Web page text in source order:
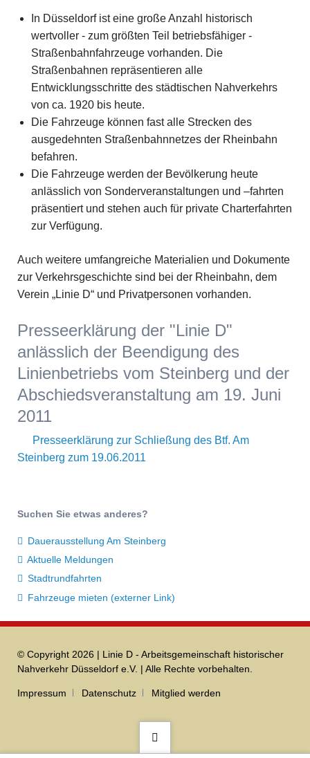
In Düsseldorf ist eine große Anzahl historisch
wertvoller - zum größten Teil betriebsfähiger -
Straßenbahnfahrzeuge vorhanden. Die
Straßenbahnen repräsentieren alle
Entwicklungsschritte des städtischen Nahverkehrs
von ca. 1920 bis heute.
Die Fahrzeuge können fast alle Strecken des
ausgedehnten Straßenbahnnetzes der Rheinbahn
befahren.
Die Fahrzeuge werden der Bevölkerung heute
anlässlich von Sonderveranstaltungen und –fahrten
präsentiert und stehen auch für private Charterfahrten
zur Verfügung.
Auch weitere umfangreiche Materialien und Dokumente
zur Verkehrsgeschichte sind bei der Rheinbahn, dem
Verein „Linie D“ und Privatpersonen vorhanden.
Presseerklärung der "Linie D"
anlässlich der Beendigung des
Linienbetriebs vom Steinberg und der
Abschiedsveranstaltung am 19. Juni
2011
Presseerklärung zur Schließung des Btf. Am
Steinberg zum 19.06.2011
Suchen Sie etwas anderes?
Dauerausstellung Am Steinberg
Aktuelle Meldungen
Stadtrundfahrten
Fahrzeuge mieten (externer Link)
© Copyright 2026 | Linie D - Arbeitsgemeinschaft historischer
Nahverkehr Düsseldorf e.V. | Alle Rechte vorbehalten.
Navigation
Impressum Datenschutz Mitglied werden